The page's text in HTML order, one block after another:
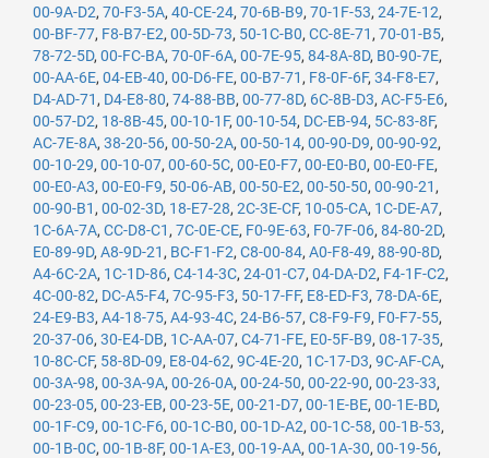
00-9A-D2, 70-F3-5A, 40-CE-24, 70-6B-B9, 70-1F-53, 24-7E-12,
00-BF-77, F8-B7-E2, 00-5D-73, 50-1C-B0, CC-8E-71 , 70-01-B5,
78-72-5D, 00-FC-BA, 70-0F-6A, 00-7E-95, 84-8A-8D, B0-90-7E,
00-AA-6E, 04-EB-40, 00-D6-FE, 00-B7-71 , F8-0F-6F, 34-F8-E7,
D4-AD-71 , D4-E8-80, 74-88-BB, 00-77-8D, 6C-8B-D3, AC-F5-E6,
00-57-D2, 18-8B-45, 00-10-1F, 00-10-54, DC-EB-94, 5C-83-8F,
AC-7E-8A, 38-20-56, 00-50-2A, 00-50-14, 00-90-D9, 00-90-92,
00-10-29, 00-10-07, 00-60-5C, 00-E0-F7, 00-E0-B0, 00-E0-FE,
00-E0-A3, 00-E0-F9, 50-06-AB, 00-50-E2, 00-50-50, 00-90-21 ,
00-90-B1 , 00-02-3D, 18-E7-28, 2C-3E-CF, 10-05-CA, 1C-DE-A7,
1C-6A-7A, CC-D8-C1 , 7C-0E-CE, F0-9E-63, F0-7F-06, 84-80-2D,
E0-89-9D, A8-9D-21 , BC-F1-F2, C8-00-84, A0-F8-49, 88-90-8D,
A4-6C-2A, 1C-1D-86, C4-14-3C, 24-01-C7, 04-DA-D2, F4-1F-C2,
4C-00-82, DC-A5-F4, 7C-95-F3, 50-17-FF, E8-ED-F3, 78-DA-6E,
24-E9-B3, A4-18-75, A4-93-4C, 24-B6-57, C8-F9-F9, F0-F7-55,
20-37-06, 30-E4-DB, 1C-AA-07, C4-71-FE, E0-5F-B9, 08-17-35,
10-8C-CF, 58-8D-09, E8-04-62, 9C-4E-20, 1C-17-D3, 9C-AF-CA,
00-3A-98, 00-3A-9A, 00-26-0A, 00-24-50, 00-22-90, 00-23-33,
00-23-05, 00-23-EB, 00-23-5E, 00-21-D7, 00-1E-BE, 00-1E-BD,
00-1F-C9, 00-1C-F6, 00-1C-B0, 00-1D-A2, 00-1C-58, 00-1B-53,
00-1B-0C, 00-1B-8F, 00-1A-E3, 00-19-AA, 00-1A-30, 00-19-56,